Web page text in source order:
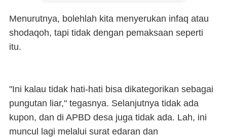
Menurutnya, bolehlah kita menyerukan infaq atau
shodaqoh, tapi tidak dengan pemaksaan seperti
itu.
"Ini kalau tidak hati-hati bisa dikategorikan sebagai
pungutan liar," tegasnya. Selanjutnya tidak ada
kupon, dan di APBD desa juga tidak ada. Lah, ini
muncul lagi melalui surat edaran dan